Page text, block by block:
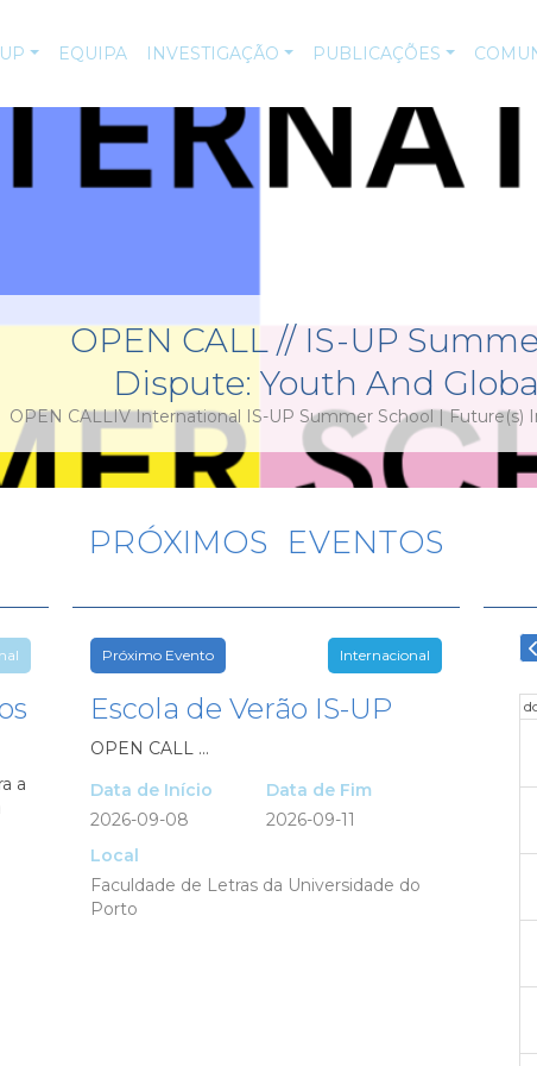
EQUIPA INVESTIGAÇÃO PUBLICAÇÕES
OPEN CALL // IS-UP
Dispute: Youth And
OPEN CALLIV International IS-UP Summer School | Future(s)
PRÓXIMOS EVENTOS
a
Próximo Evento Internacional
Escola de Verão IS-UP
OPEN CALL ...
Data de Início
2026-09-08
Data de Fim
2026-09-11
Local
Faculdade de Letras da Universidade do
Porto